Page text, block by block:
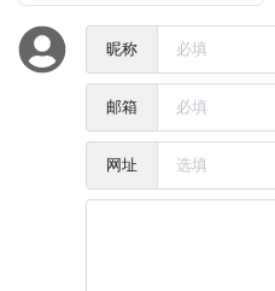
昵称
邮箱
网址